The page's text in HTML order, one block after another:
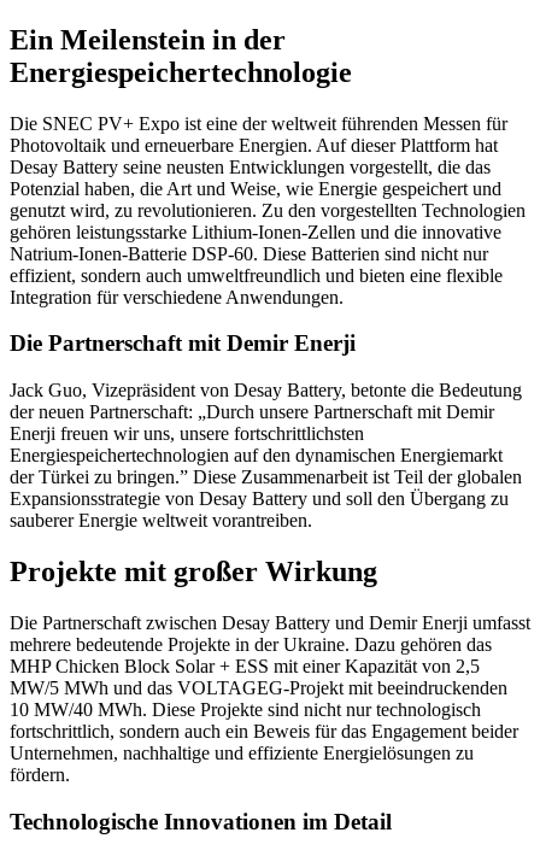
Ein Meilenstein in der
Energiespeichertechnologie
Die SNEC PV+ Expo ist eine der weltweit führenden Messen für
Photovoltaik und erneuerbare Energien. Auf dieser Plattform hat
Desay Battery seine neusten Entwicklungen vorgestellt, die das
Potenzial haben, die Art und Weise, wie Energie gespeichert und
genutzt wird, zu revolutionieren. Zu den vorgestellten Technologien
gehören leistungsstarke Lithium-Ionen-Zellen und die innovative
Natrium-Ionen-Batterie DSP-60. Diese Batterien sind nicht nur
effizient, sondern auch umweltfreundlich und bieten eine flexible
Integration für verschiedene Anwendungen.
Die Partnerschaft mit Demir Enerji
Jack Guo, Vizepräsident von Desay Battery, betonte die Bedeutung
der neuen Partnerschaft: „Durch unsere Partnerschaft mit Demir
Enerji freuen wir uns, unsere fortschrittlichsten
Energiespeichertechnologien auf den dynamischen Energiemarkt
der Türkei zu bringen.” Diese Zusammenarbeit ist Teil der globalen
Expansionsstrategie von Desay Battery und soll den Übergang zu
sauberer Energie weltweit vorantreiben.
Projekte mit großer Wirkung
Die Partnerschaft zwischen Desay Battery und Demir Enerji umfasst
mehrere bedeutende Projekte in der Ukraine. Dazu gehören das
MHP Chicken Block Solar + ESS mit einer Kapazität von 2,5
MW/5 MWh und das VOLTAGEG-Projekt mit beeindruckenden
10 MW/40 MWh. Diese Projekte sind nicht nur technologisch
fortschrittlich, sondern auch ein Beweis für das Engagement beider
Unternehmen, nachhaltige und effiziente Energielösungen zu
fördern.
Technologische Innovationen im Detail